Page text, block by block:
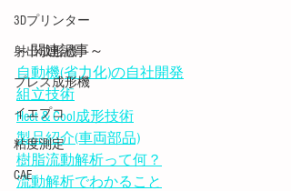
3Dプリンター
射出成形機
プレス成形機
イエプコ
粘度測定
CAE
～関連記事～
自動機(省力化)の自社開発
組立技術
Heet＆Cool成形技術
製品紹介(車両部品)
樹脂流動解析って何？
流動解析でわかること